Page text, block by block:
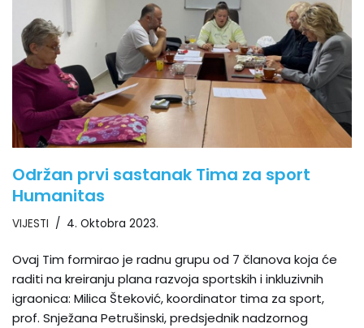
Održan prvi sastanak Tima za sport
Humanitas
VIJESTI 4. Oktobra 2023.
Ovaj Tim formirao je radnu grupu od 7 članova koja će
raditi na kreiranju plana razvoja sportskih i inkluzivnih
igraonica: Milica Šteković, koordinator tima za sport,
prof. Snježana Petrušinski, predsjednik nadzornog